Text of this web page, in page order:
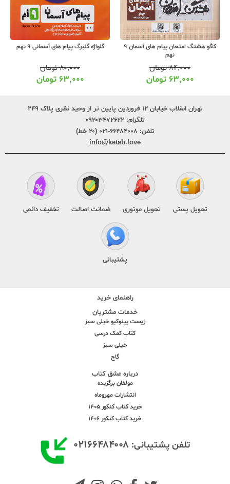
کاگو هشتگ امتحان پیام های آسمان 9
نهم
۸۴,۰۰۰تومان
۶۳,۰۰۰ تومان
گلواژه گلبرگ پیام های آسمانی 9 نهم
۸۰,۰۰۰تومان
۶۳,۰۰۰ تومان
تهران انقلاب خیابان ۱۲ فروردین پایین تر از وحید نظری پلاک ۲۴۹
تلگرام: ۰۹۲۰۳۴۷۲۶۲۲
تلفن: ۶۶۴۸۴۰۰۸-۰۲۱ (۲۰ خط)
info@ketab.love
تحویل پستی تحویل موتوری ضمانت اصالت تخفیف دائمی
پشتیبانی
راهنمای خرید
خدمات مشتریان
زیست پینوکیو خیلی سبز
کتاب کمک درسی
خیلی سبز
گاج
درباره عشق کتاب
مولفان برگزیده
انتشارات مهروماه
خرید کتاب کنکور 1405
خرید کتاب کنکور 1406
تلفن پشتیبانی: ۰۲۱۶۶۴۸۴۰۰۸